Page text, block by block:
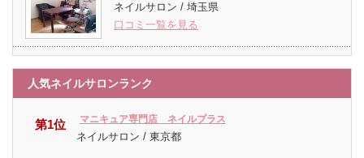
ネイルサロン / 埼玉県
口コミ一覧を見る
人気ネイルサロンランク
第1位 マニキュア専門店 ネイルプラス
ネイルサロン / 東京都